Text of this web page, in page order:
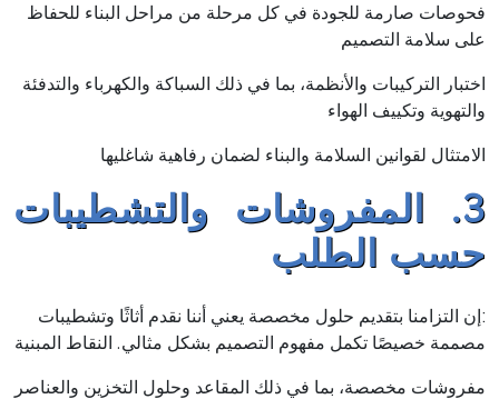
فحوصات صارمة للجودة في كل مرحلة من مراحل البناء للحفاظ
على سلامة التصميم
اختبار التركيبات والأنظمة، بما في ذلك السباكة والكهرباء والتدفئة
والتهوية وتكييف الهواء
الامتثال لقوانين السلامة والبناء لضمان رفاهية شاغليها
3. المفروشات والتشطيبات
حسب الطلب
:إن التزامنا بتقديم حلول مخصصة يعني أننا نقدم أثاثًا وتشطيبات
مصممة خصيصًا تكمل مفهوم التصميم بشكل مثالي. النقاط المبنية
مفروشات مخصصة، بما في ذلك المقاعد وحلول التخزين والعناصر